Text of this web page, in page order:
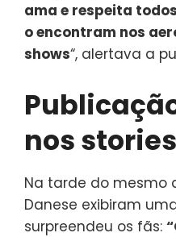
ama e respeita
o encontram nos
shows“, alertava a
nos stories
Na tarde do mesmo
Danese exibiram
surpreendeu os fãs: